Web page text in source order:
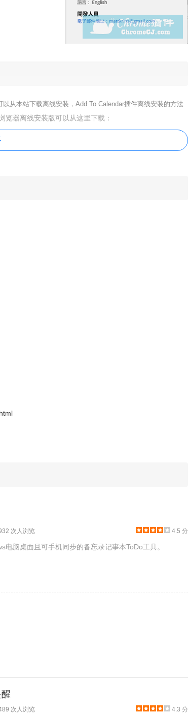
从本站下载离线安装， Add To Calendar插件离线安装的方法
览器离线安装版可以从这里下载：
次人浏览 4.5 分
脑桌面且可手机同步的备忘录记事本ToDo工具。
次人浏览 4.3 分